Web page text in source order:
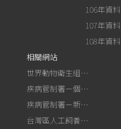
106年資料
107年資料
108年資料
相關網站
世界動物衛生組織－禽流感網站
疾病管制署－個人防護裝備使用建議
疾病管制署－新型A型流感專區
台灣區人工飼養鴕鳥協會